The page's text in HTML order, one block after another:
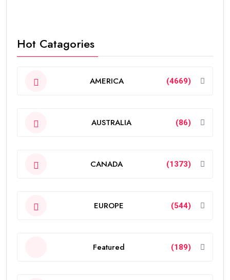
Hot Catagories
AMERICA (4669)
AUSTRALIA (86)
CANADA (1373)
EUROPE (544)
Featured (189)